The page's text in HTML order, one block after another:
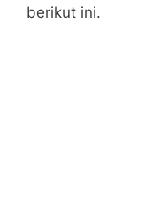
berikut ini.